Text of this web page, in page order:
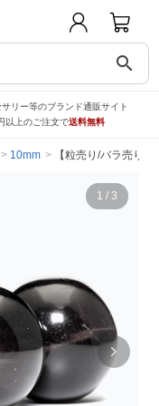
search
リー等のブランド通販サイト
以上のご注文で送料無料
10mm 【粒売り/バラ売り
1 / 3